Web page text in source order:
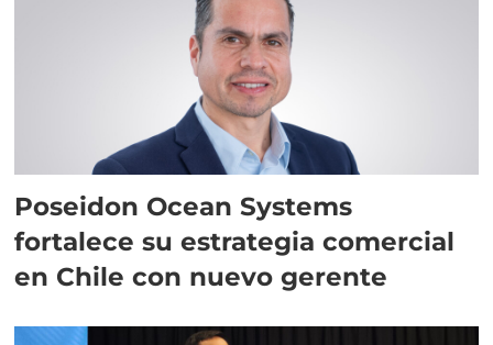
Poseidon Ocean Systems
fortalece su estrategia comercial
en Chile con nuevo gerente